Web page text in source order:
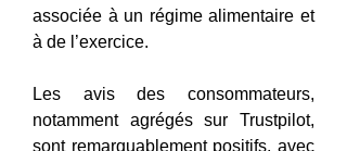
associée à un régime alimentaire et
à de l’exercice.
Les avis des consommateurs,
notamment agrégés sur Trustpilot,
sont remarquablement positifs, avec